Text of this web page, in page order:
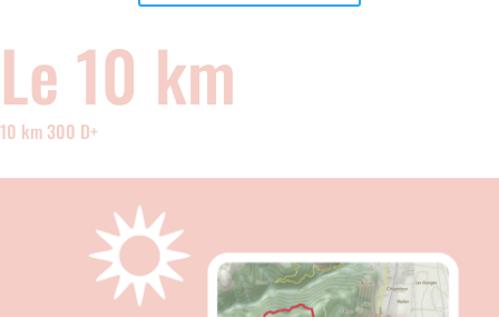
Le 10 km
10 km 300 D+